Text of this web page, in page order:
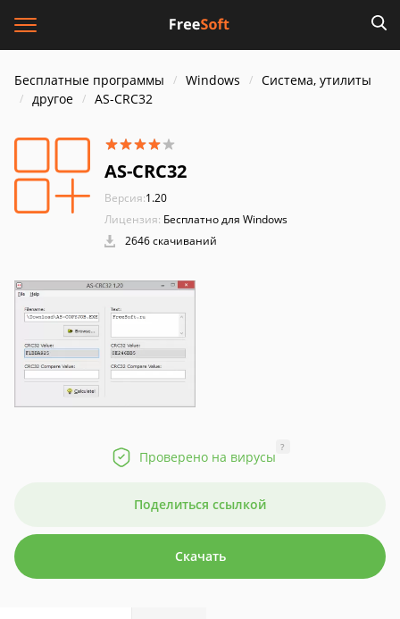
Бесплатные программы Windows
Система, утилиты
другое
AS-CRC32
AS-CRC32
Версия:1.20
Лицензия: Бесплатно для Windows
2646 скачиваний
Проверено на вирусы
?
Поделиться ссылкой
Скачать